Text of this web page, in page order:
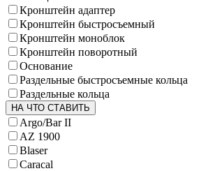
Кронштейн адаптер
Кронштейн быстросъемный
Кронштейн моноблок
Кронштейн поворотный
Основание
Раздельные быстросъемные кольца
Раздельные кольца
НА ЧТО СТАВИТЬ
Argo/Bar II
AZ 1900
Blaser
Caracal